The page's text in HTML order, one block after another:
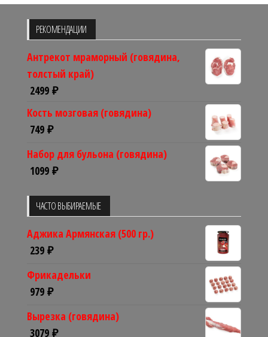
РЕКОМЕНДАЦИИ
Антрекот мраморный (говядина,
толстый край)
2499 ₽
Кость мозговая (говядина)
749 ₽
Набор для бульона (говядина)
1099 ₽
ЧАСТО ВЫБИРАЕМЫЕ
Аджика Армянская (500 гр.)
239 ₽
Фрикадельки
979 ₽
Вырезка (говядина)
3079 ₽